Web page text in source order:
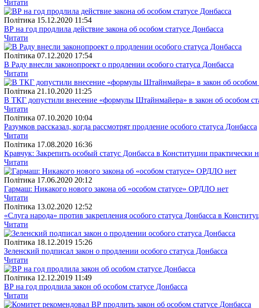
Читати
Полiтика 15.12.2020 11:54
ВР на год продлила действие закона об особом статусе Донбасса
Читати
Полiтика 07.12.2020 17:54
В Раду внесли законопроект о продлении особого статуса Донбасса
Читати
Полiтика 21.10.2020 11:25
В ТКГ допустили внесение «формулы Штайнмайера» в закон об особом
Читати
Полiтика 07.10.2020 10:04
Разумков рассказал, когда рассмотрят продление особого статуса Донбасса
Читати
Полiтика 17.08.2020 16:36
Кравчук: Закрепить особый статус Донбасса в Конституции практически
Читати
Полiтика 17.06.2020 20:12
Гармаш: Никакого нового закона об «особом статусе» ОРДЛО нет
Читати
Полiтика 13.02.2020 12:52
«Слуга народа» против закрепления особого статуса Донбасса в
Читати
Полiтика 18.12.2019 15:26
Зеленский подписал закон о продлении особого статуса Донбасса
Читати
Полiтика 12.12.2019 11:49
ВР на год продлила закон об особом статусе Донбасса
Читати